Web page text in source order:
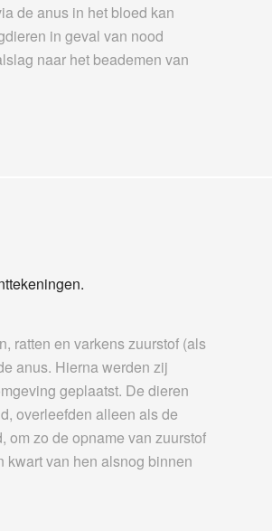
de anus in het bloed kan
in geval van nood
naar het beademen van
ratten en varkens zuurstof (als
anus. Hierna werden zij
geplaatst. De dieren
overleefden alleen als de
om zo de opname van zuurstof
kwart van hen alsnog binnen